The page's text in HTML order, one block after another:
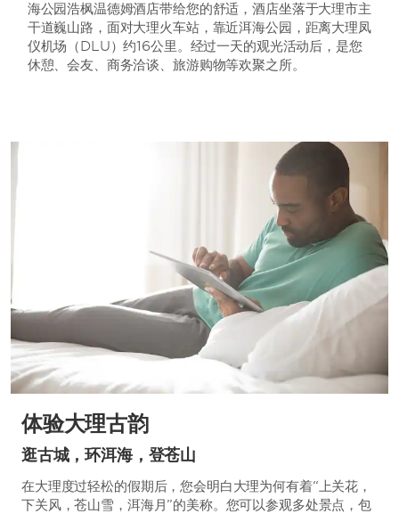
海公园浩枫温德姆酒店带给您的舒适，酒店坐落于大理市主
干道巍山路，面对大理火车站，靠近洱海公园，距离大理凤
仪机场（DLU）约16公里。经过一天的观光活动后，是您
休憩、会友、商务洽谈、旅游购物等欢聚之所。
体验大理古韵
逛古城，环洱海，登苍山
在大理度过轻松的假期后，您会明白大理为何有着“上关花，
下关风，苍山雪，洱海月”的美称。您可以参观多处景点，包